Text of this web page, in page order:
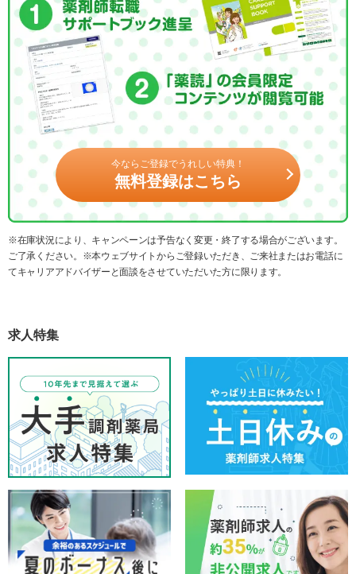
今ならご登録でうれしい特典！
無料登録はこちら
※在庫状況により、キャンペーンは予告なく変更・終了する場合がございます。
ご了承ください。※本ウェブサイトからご登録いただき、ご来社またはお電話に
てキャリアアドバイザーと面談をさせていただいた方に限ります。
求人特集